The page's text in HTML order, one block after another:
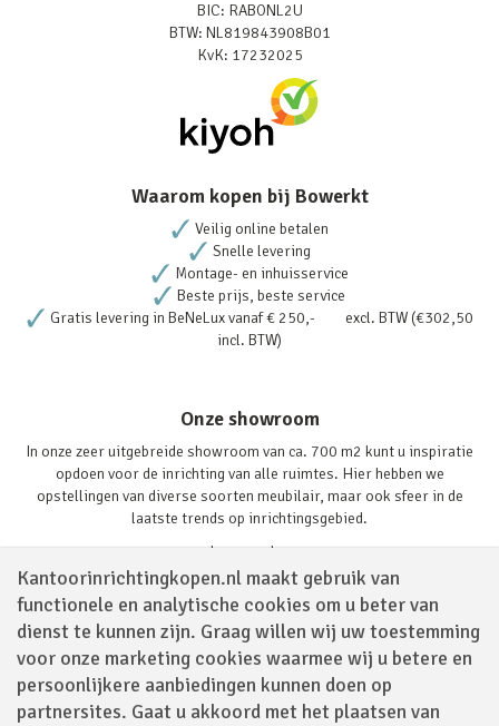
Kantoorinrichtingkopen.nl maakt gebruik van
functionele en analytische cookies om u beter van
dienst te kunnen zijn. Graag willen wij uw toestemming
voor onze marketing cookies waarmee wij u betere en
persoonlijkere aanbiedingen kunnen doen op
partnersites. Gaat u akkoord met het plaatsen van
BIC: RABONL2U
BTW: NL819843908B01
KvK: 17232025
Waarom kopen bij Bowerkt
Veilig online betalen
Snelle levering
Montage- en inhuisservice
Beste prijs, beste service
Gratis levering in BeNeLux vanaf € 250,- excl. BTW (€302,50
incl. BTW)
Onze showroom
In onze zeer uitgebreide showroom van ca. 700 m2 kunt u inspiratie
opdoen voor de inrichting van alle ruimtes. Hier hebben we
opstellingen van diverse soorten meubilair, maar ook sfeer in de
laatste trends op inrichtingsgebied.
Lees verder